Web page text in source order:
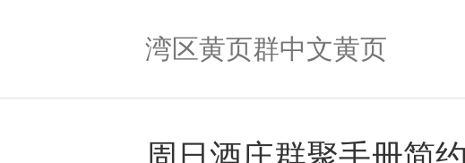
湾区黄页群中文黄页